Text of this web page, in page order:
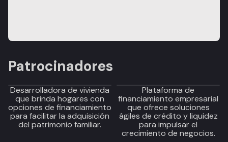
Patrocinadores
Desarrolladora de vivienda
que brinda hogares con
opciones de financiamiento
para facilitar la adquisición
del patrimonio familiar.
Plataforma de
financiamiento empresarial
que ofrece soluciones
ágiles de crédito y liquidez
para impulsar el
crecimiento de negocios.